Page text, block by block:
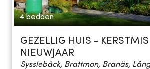
4 bedden
GEZELLIG HUIS -
NIEUWJAAR
Sysslebäck, Brattmon, Branäs,